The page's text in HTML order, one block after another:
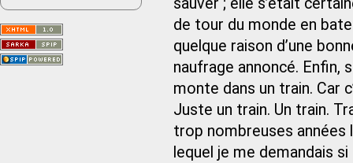
de tour du monde en
quelque raison d’une
naufrage annoncé. Enfin,
monte dans un train. Car
Juste un train. Un train.
trop nombreuses années
lequel je me demandais
actuellement aucune prévision
Saint-Nom.
Veuillez consulter le message du
service ci-dessous.
(401 - Invalid API key. Please see
https://openweathermap.org/faq#error401